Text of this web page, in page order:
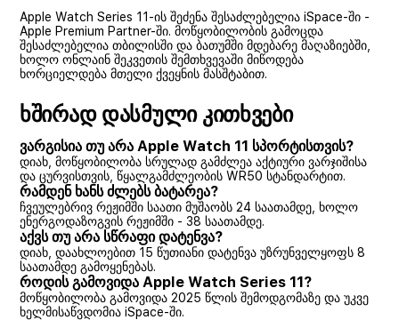
Apple Watch Series 11-ის შეძენა შესაძლებელია iSpace-ში -
Apple Premium Partner-ში. მოწყობილობის გამოცდა
შესაძლებელია თბილისში და ბათუმში მდებარე მაღაზიებში,
ხოლო ონლაინ შეკვეთის შემთხვევაში მიწოდება
ხორციელდება მთელი ქვეყნის მასშტაბით.
ხშირად დასმული კითხვები
ვარგისია თუ არა Apple Watch 11 სპორტისთვის?
დიახ, მოწყობილობა სრულად გამძლეა აქტიური ვარჯიშისა
და ცურვისთვის, წყალგამძლეობის WR50 სტანდარტით.
რამდენ ხანს ძლებს ბატარეა?
ჩვეულებრივ რეჟიმში საათი მუშაობს 24 საათამდე, ხოლო
ენერგოდაზოგვის რეჟიმში - 38 საათამდე.
აქვს თუ არა სწრაფი დატენვა?
დიახ, დაახლოებით 15 წუთიანი დატენვა უზრუნველყოფს 8
საათამდე გამოყენებას.
როდის გამოვიდა Apple Watch Series 11?
მოწყობილობა გამოვიდა 2025 წლის შემოდგომაზე და უკვე
ხელმისაწვდომია iSpace-ში.